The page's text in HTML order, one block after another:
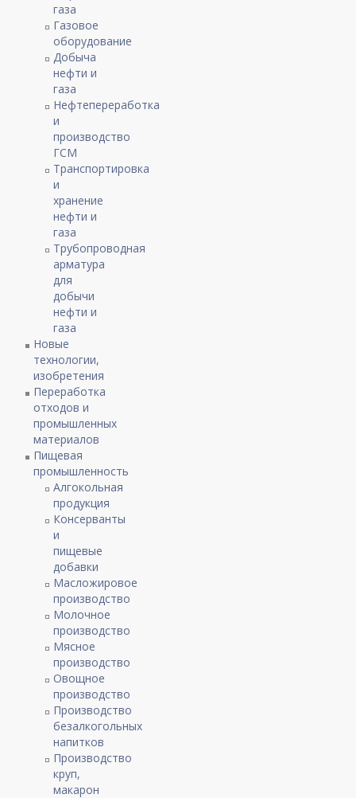
газа
Газовое
оборудование
Добыча
нефти и
газа
Нефтепереработка
и
производство
ГСМ
Транспортировка
и
хранение
нефти и
газа
Трубопроводная
арматура
для
добычи
нефти и
газа
Новые
технологии,
изобретения
Переработка
отходов и
промышленных
материалов
Пищевая
промышленность
Алгокольная
продукция
Консерванты
и
пищевые
добавки
Масложировое
производство
Молочное
производство
Мясное
производство
Овощное
производство
Производство
безалкогольных
напитков
Производство
круп,
макарон